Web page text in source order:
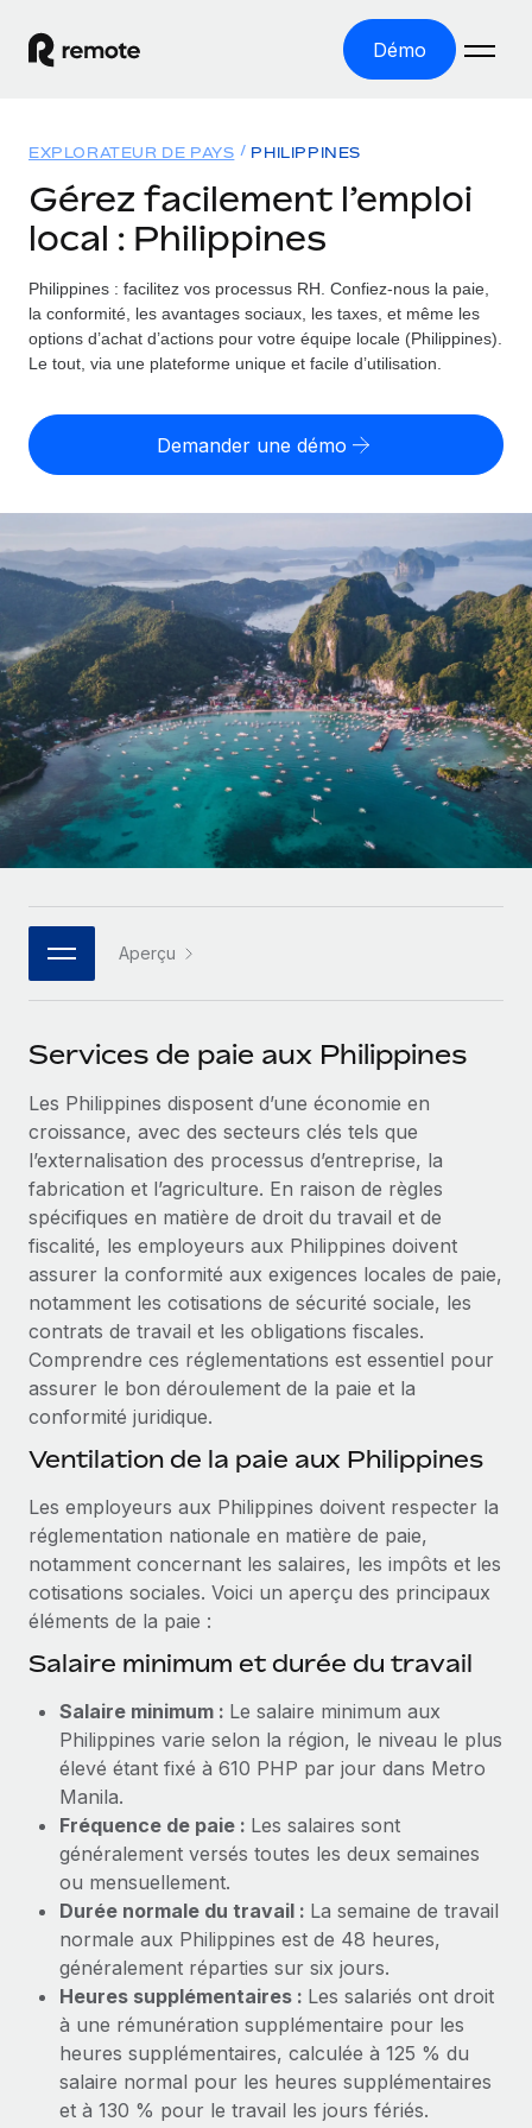
Démo
EMPLOI À L’INTERNATIONAL
Paie multipays
Gérez la paie facilement et en toute conformité
Employer of record
entités
Gestion des freelances
Intégrez et gérez vos freelances partout dans le monde
PEO
Sous-traitez les opérations complexes liées à l’emploi
INFRASTRUCTURE
Intégration Remote
Intégrez vos RH aux flux de travail en toute simplicité
Plateforme
Des fonctions RH clés intégrées pour votre équipe
Connectez n'importe quel outil d’IA à Remote grâce à
notre MCP
Rationalisez vos processus avec des outils essentiels
SERVICES
Demandez aux experts
Recevez des conseils d’experts sur les RH à
l’international et la conformité
Contrôles d’antécédents
Simplifiez vos processus de présélection des
candidats
Remote Watchtower
Gardez un temps d’avance sur les risques en
matière de conformité
Gestion des appareils
Achetez et suivez vos équipements informatiques
dans le monde entier
Création d’entité
conformité
Mobilité et déménagement international
Organisez facilement le déménagement de vos
employés
Avantages sociaux
Gérez facilement les avantages sociaux
Solutions
COUVERTURE MONDIALE
Explorateur de pays
Toutes les informations sur l’emploi à l’international,
Explorateur des États-Unis (par État)
Simplifiez l’embauche à travers les différents États des
Comparer Remote
Examinez notre service par rapport aux autres
CROISSANCE
Start-ups
Des solutions agiles et internationales pour les RH et la
paie des entreprises en pleine croissance
Entreprises intermédiaires
Développez vos équipes avec des solutions RH sur
mesure
Entreprise
Les RH à l’international pour les grandes entreprises
Partenaires stratégiques de la tech
Devenir partenaire
Explorez avec nous vos opportunités de partenariat
Remote Build
Conseil en intégrations et automatisations assistées par
l’IA
ÉTUDES DE CAS
Ressources
OUTILS & CALCULATEURS
Évaluez le risque de requalification de contrat par pays
pays
Calculateur de paiement des freelances
Découvrez les devises disponibles et les vitesses de
paiement pour vos freelances internationaux
APPRENDRE AVEC REMOTE
Recherche et guides
Études de cas
Checklists et modèles
Descriptions de postes
Salle de presse
Données sur les salaires et les talents
Centre de ressources
Obtenir de l’aide
Voir toutes les ressources
BLOG
Paie multipays
Gestion des freelances
Taxes
Explorer le blog
BLOG
Mises à jour des produits de Remote :
Intégrations Gusto et Xero et Gestion des
freelances Plus
Remote a toujours pour mission d'aider les entreprises de
toute taille à embaucher, gérer et payer...
En savoir plus
Comment Phiture gère ses 55 employés
répartis dans 19 pays grâce à Remote
Phiture, un leader notable du conseil en matière de
croissance mobile internationale, encourage les...
Tarification
Nederlands
Français
Deutsch
Español
Italiano
Português (Portugal)
日本語
한국어
Connexion
EXPLORATEUR DE PAYS PHILIPPINES
Gérez facilement l’emploi
local : Philippines
Philippines : facilitez vos processus RH. Confiez-nous la paie,
la conformité, les avantages sociaux, les taxes, et même les
options d’achat d’actions pour votre équipe locale (Philippines).
Le tout, via une plateforme unique et facile d’utilisation.
Demander une démo
Aperçu
Services de paie aux Philippines
Les Philippines disposent d’une économie en
croissance, avec des secteurs clés tels que
l’externalisation des processus d’entreprise, la
fabrication et l’agriculture. En raison de règles
spécifiques en matière de droit du travail et de
fiscalité, les employeurs aux Philippines doivent
assurer la conformité aux exigences locales de paie,
notamment les cotisations de sécurité sociale, les
contrats de travail et les obligations fiscales.
Comprendre ces réglementations est essentiel pour
assurer le bon déroulement de la paie et la
conformité juridique.
Ventilation de la paie aux Philippines
Les employeurs aux Philippines doivent respecter la
réglementation nationale en matière de paie,
notamment concernant les salaires, les impôts et les
cotisations sociales. Voici un aperçu des principaux
éléments de la paie :
Salaire minimum et durée du travail
Salaire minimum : Le salaire minimum aux
Philippines varie selon la région, le niveau le plus
élevé étant fixé à 610 PHP par jour dans Metro
Manila.
Fréquence de paie : Les salaires sont
généralement versés toutes les deux semaines
ou mensuellement.
Durée normale du travail : La semaine de travail
normale aux Philippines est de 48 heures,
généralement réparties sur six jours.
Heures supplémentaires : Les salariés ont droit
à une rémunération supplémentaire pour les
heures supplémentaires, calculée à 125 % du
salaire normal pour les heures supplémentaires
et à 130 % pour le travail les jours fériés.